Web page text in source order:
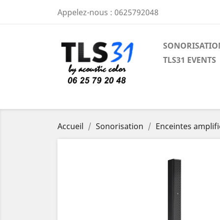
Appelez-nous : 0625792048
TLS31 EVENTS
Accueil Sonorisation Enceintes